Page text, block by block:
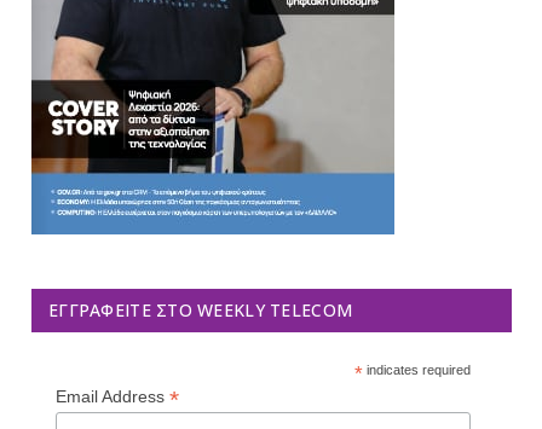
ΕΓΓΡΑΦΕΊΤΕ ΣΤΟ WEEKLY TELECOM
*indicates required
Email Address *